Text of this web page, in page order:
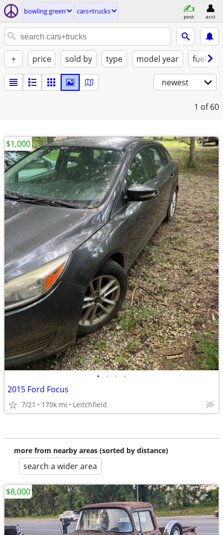
bowling green cars+trucks
post acct
+ price sold by type model year fuel
newest
1 of 60
• • • •
2015 Ford Focus
7/21 170k mi Leitchfield
$1,000
more from nearby areas (sorted by distance)
search a wider area
$8,000